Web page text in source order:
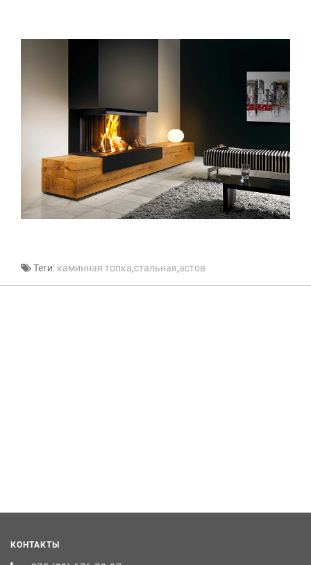
Теги: каминная топка,стальная,астов
КОНТАКТЫ